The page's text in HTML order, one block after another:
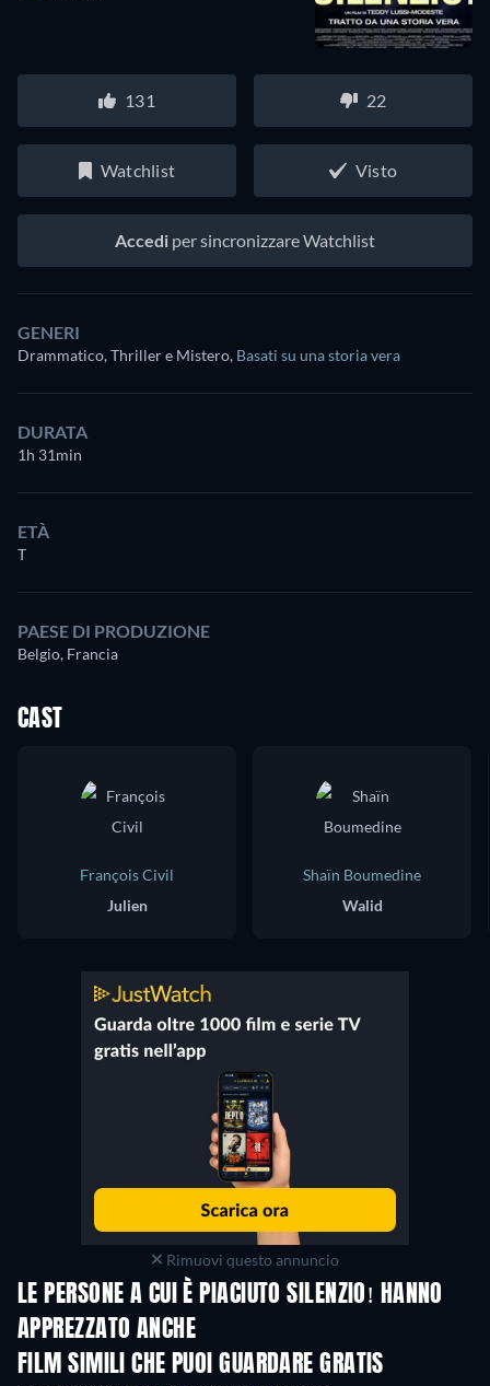
131 22
Watchlist Visto
Accedi per sincronizzare Watchlist
GENERI
Drammatico, Thriller e Mistero, Basati su una storia vera
DURATA
1h 31min
ETÀ
T
PAESE DI PRODUZIONE
Belgio, Francia
CAST
François Civil
Julien
Shaïn Boumedine
Walid
Rimuovi questo annuncio
LE PERSONE A CUI È PIACIUTO SILENZIO! HANNO
APPREZZATO ANCHE
FILM SIMILI CHE PUOI GUARDARE GRATIS